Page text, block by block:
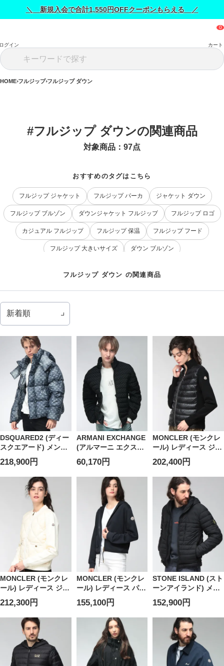
＼ 新規入会で合計1,550円OFFクーポンもらえる ／
グイン カート
HOME フルジップ フルジップ ダウン
#フルジップ ダウンの関連商品
対象商品： 97点
おすすめのタグはこちら
フルジップ ジャケット フルジップ パーカ ジャケット ダウン
フルジップ ブルゾン ダウンジャケット フルジップ フルジップ ロゴ
カジュアル フルジップ フルジップ 保温 フルジップ フード
フルジップ 大きいサイズ ダウン ブルゾン
ギフト ダウン
フルジップ ダウン の関連商品
DSQUARED2 (ディー
スクエアード) メンズ
ダウンジャケット フ
ード着脱 モノグラム
デニムプリント フル
ジップジャケット
D2AM1709D35535
218,900円
ARMANI EXCHANGE
(アルマーニ エクスチ
ェンジ) メンズ ダウン
ジャケット マイクロ
ロゴ フルジップ ライ
トダウン ジャケット
AEXM3510AF19870
60,170円
MONCLER (モンクレ
ール) レディース ジャ
ケット スタンドカラ
ー ニットダウンジャ
ケット フルジップ
MCL9B00036M1113
202,400円
MONCLER (モンクレ
ール) レディース ジャ
ケット ノーカラー ダ
イヤキルト ダウン切
り替え フルジップカ
ーディガン
MCL9B00004M1113
212,300円
MONCLER (モンクレ
ール) レディース パー
カー フルジップ スウ
ェットパーカー ウエ
ストドローコード ク
ロップド丈
MCL8G0000589A8F
155,100円
STONE ISLAND (スト
ーンアイランド) メン
ズ ダウンジャケット
撥水 フルジップ ライ
トダウンジャケット
SEAMLESS TUNNEL
NYLON DOWN-TC
SI4100107S0183
152,900円